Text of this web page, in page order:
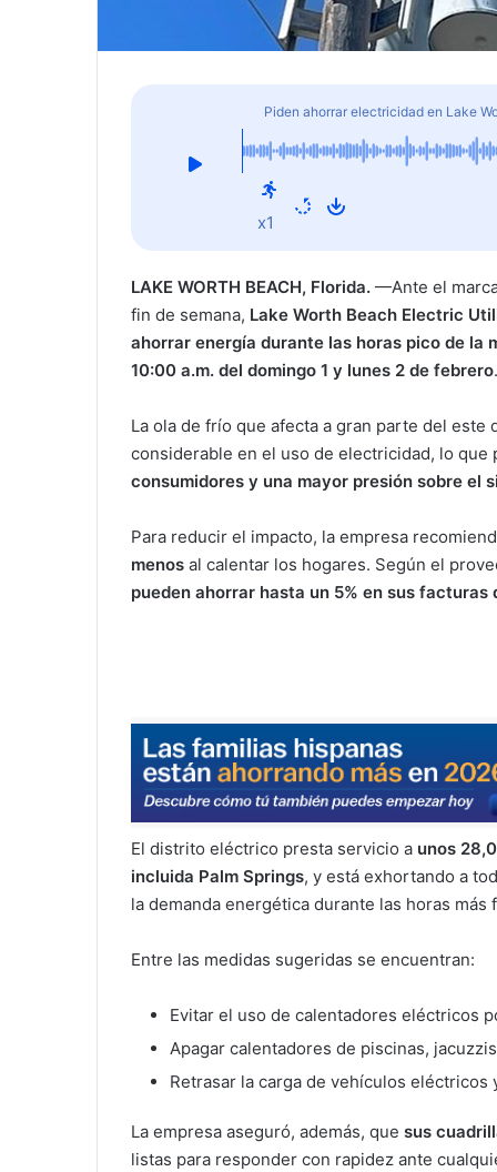
Piden ahorrar electricidad en Lake
x1
LAKE WORTH BEACH, Florida. —Ante el
fin de semana, Lake Worth Beach Electric
ahorrar energía durante las horas pico de la
10:00 a.m. del domingo 1 y lunes 2 de febrero.
La ola de frío que afecta a gran parte del
considerable en el uso de electricidad, lo que
consumidores y una mayor presión sobre el
Para reducir el impacto, la empresa
menos al calentar los hogares. Según el
pueden ahorrar hasta un 5% en sus
El distrito eléctrico presta servicio a unos
incluida Palm Springs, y está exhortando a
la demanda energética durante las horas más
Entre las medidas sugeridas se encuentran:
Evitar el uso de calentadores eléctricos
Apagar calentadores de piscinas,
Retrasar la carga de vehículos
La empresa aseguró, además, que sus
listas para responder con rapidez ante